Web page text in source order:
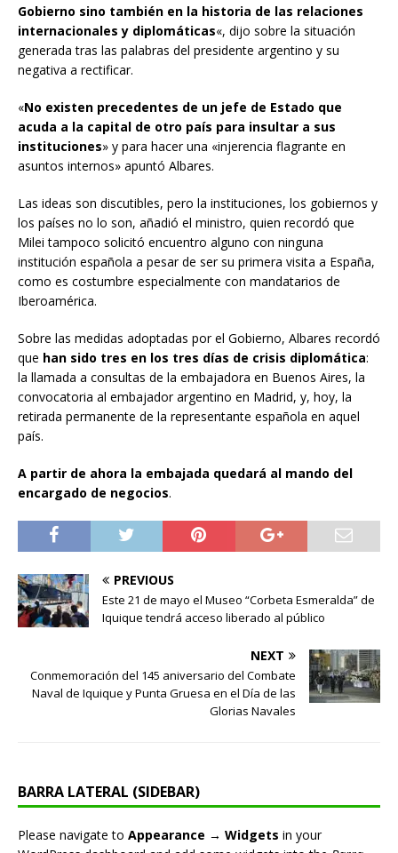
Gobierno sino también en la historia de las relaciones
internacionales y diplomáticas«, dijo sobre la situación
generada tras las palabras del presidente argentino y su
negativa a rectificar.
«No existen precedentes de un jefe de Estado que
acuda a la capital de otro país para insultar a sus
instituciones» y para hacer una «injerencia flagrante en
asuntos internos» apuntó Albares.
Las ideas son discutibles, pero la instituciones, los gobiernos y
los países no lo son, añadió el ministro, quien recordó que
Milei tampoco solicitó encuentro alguno con ninguna
institución española a pesar de ser su primera visita a España,
como es costumbre especialmente con mandatarios de
Iberoamérica.
Sobre las medidas adoptadas por el Gobierno, Albares recordó
que han sido tres en los tres días de crisis diplomática:
la llamada a consultas de la embajadora en Buenos Aires, la
convocatoria al embajador argentino en Madrid, y, hoy, la
retirada permanente de la representante española en aquel
país.
A partir de ahora la embajada quedará al mando del
encargado de negocios.
PREVIOUS
Este 21 de mayo el Museo “Corbeta Esmeralda” de
Iquique tendrá acceso liberado al público
NEXT
Conmemoración del 145 aniversario del Combate
Naval de Iquique y Punta Gruesa en el Día de las
Glorias Navales
BARRA LATERAL (SIDEBAR)
Please navigate to Appearance → Widgets in your